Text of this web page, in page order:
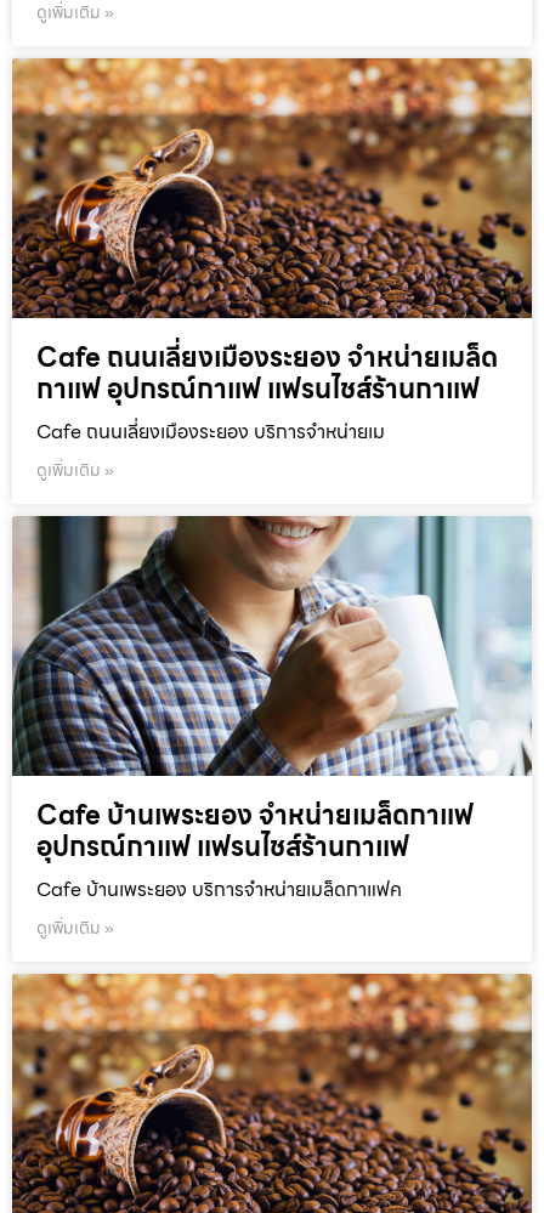
ดูเพิ่มเติม »
Cafe ถนนเลี่ยงเมืองระยอง จำหน่ายเมล็ด
กาแฟ อุปกรณ์กาแฟ แฟรนไชส์ร้านกาแฟ
Cafe ถนนเลี่ยงเมืองระยอง บริการจำหน่ายเม
ดูเพิ่มเติม »
Cafe บ้านเพระยอง จำหน่ายเมล็ดกาแฟ
อุปกรณ์กาแฟ แฟรนไชส์ร้านกาแฟ
Cafe บ้านเพระยอง บริการจำหน่ายเมล็ดกาแฟค
ดูเพิ่มเติม »